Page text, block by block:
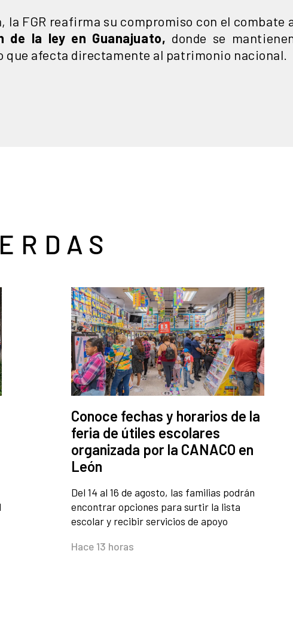
la FGR reafirma su compromiso con el combate
de la ley en Guanajuato, donde se
que afecta directamente al patrimonio nacional.
Conoce fechas y horarios de la
feria de útiles escolares
organizada por la CANACO en
León
Del 14 al 16 de agosto, las familias podrán
encontrar opciones para surtir la lista
escolar y recibir servicios de apoyo
Hace 13 horas